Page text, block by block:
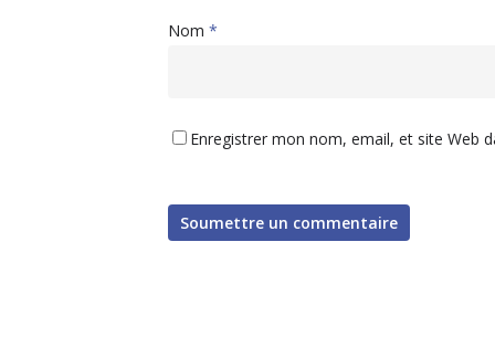
Nom *
Enregistrer mon nom, email, et site Web